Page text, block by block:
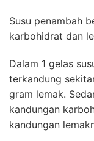
Susu penambah
karbohidrat dan
Dalam 1 gelas
terkandung
gram lemak.
kandungan
kandungan